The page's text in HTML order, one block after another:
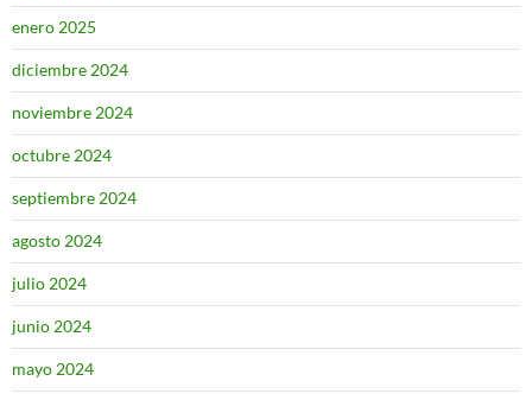
enero 2025
diciembre 2024
noviembre 2024
octubre 2024
septiembre 2024
agosto 2024
julio 2024
junio 2024
mayo 2024